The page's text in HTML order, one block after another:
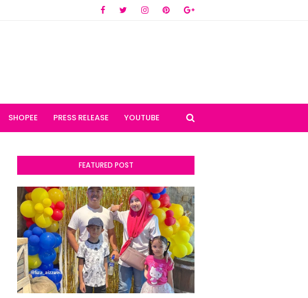
SHOPEE PRESS RELEASE YOUTUBE
FEATURED POST